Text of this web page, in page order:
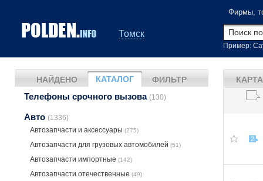
Томск
Фирмы,
Пример:
НАЙДЕНО КАТАЛОГ ФИЛЬТР
Телефоны срочного вызова (130)
Авто (1336)
Автозапчасти и аксессуары (275)
Автозапчасти для грузовых автомобилей (51)
Автозапчасти импортные (142)
Автозапчасти отечественные (49)
КАРТА
2